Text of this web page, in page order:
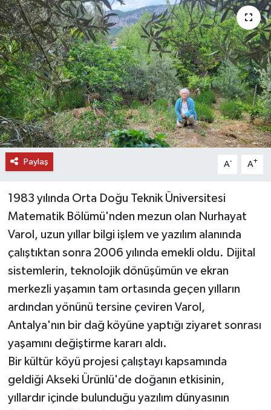
Paylaş A- A+
1983 yılında Orta Doğu Teknik Üniversitesi
Matematik Bölümü'nden mezun olan Nurhayat
Varol, uzun yıllar bilgi işlem ve yazılım alanında
çalıştıktan sonra 2006 yılında emekli oldu. Dijital
sistemlerin, teknolojik dönüşümün ve ekran
merkezli yaşamın tam ortasında geçen yılların
ardından yönünü tersine çeviren Varol,
Antalya'nın bir dağ köyüne yaptığı ziyaret sonrası
yaşamını değiştirme kararı aldı.
Bir kültür köyü projesi çalıştayı kapsamında
geldiği Akseki Ürünlü'de doğanın etkisinin,
yıllardır içinde bulunduğu yazılım dünyasının
TURİZM
RÖPORTAJ
VİDEO HABERLER
YAZARLAR
RESMİ İLAN
MAGAZİN